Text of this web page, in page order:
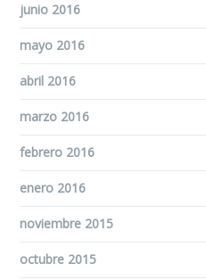
junio 2016
mayo 2016
abril 2016
marzo 2016
febrero 2016
enero 2016
noviembre 2015
octubre 2015